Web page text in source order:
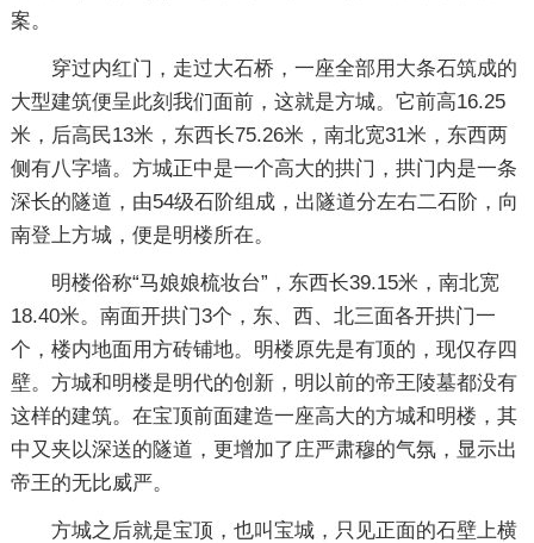
案。
穿过内红门，走过大石桥，一座全部用大条石筑成的
大型建筑便呈此刻我们面前，这就是方城。它前高16.25
米，后高民13米，东西长75.26米，南北宽31米，东西两
侧有八字墙。方城正中是一个高大的拱门，拱门内是一条
深长的隧道，由54级石阶组成，出隧道分左右二石阶，向
南登上方城，便是明楼所在。
明楼俗称“马娘娘梳妆台”，东西长39.15米，南北宽
18.40米。南面开拱门3个，东、西、北三面各开拱门一
个，楼内地面用方砖铺地。明楼原先是有顶的，现仅存四
壁。方城和明楼是明代的创新，明以前的帝王陵墓都没有
这样的建筑。在宝顶前面建造一座高大的方城和明楼，其
中又夹以深送的隧道，更增加了庄严肃穆的气氛，显示出
帝王的无比威严。
方城之后就是宝顶，也叫宝城，只见正面的石壁上横